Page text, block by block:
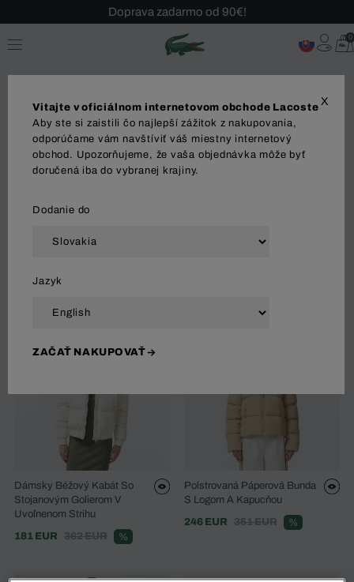
Sezónny výpredaj až -40 %!
Bezplatné vrátenie!
0
MUŽI ŽENY OBLEČENIE
Dámsky Béžový Kabát So
Stojanovým Golierom V
Uvoľnenom Strihu
181 EUR
362 EUR %
Polstrovaná Páperová Bunda
S Logom A Kapucňou
246 EUR
351 EUR %
X
Vitajte v oficiálnom internetovom obchode Lacoste
Aby ste si zaistili čo najlepší zážitok z nakupovania,
odporúčame vám navštíviť váš miestny internetový
obchod. Upozorňujeme, že vaša objednávka môže byť
doručená iba do vybranej krajiny.
Dodanie do
Jazyk
ZAČAŤ NAKUPOVAŤ